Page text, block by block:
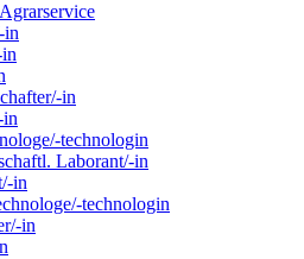
in
in
in
technologin
Laborant/-in
in
technologin
in